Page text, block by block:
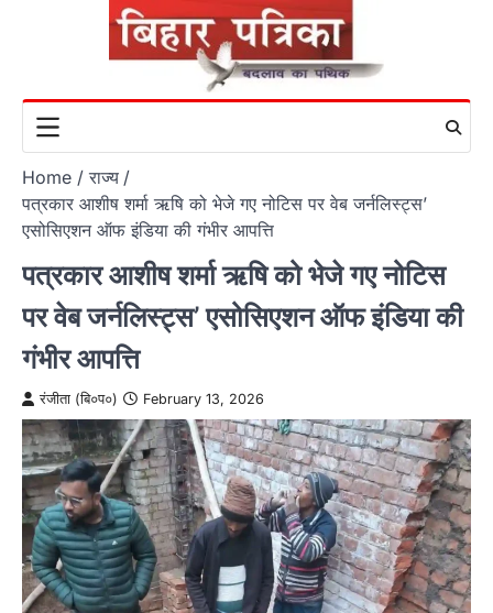
Home
राज्य
पत्रकार आशीष शर्मा ऋषि को भेजे गए नोटिस पर वेब जर्नलिस्ट्स’
एसोसिएशन ऑफ इंडिया की गंभीर आपत्ति
पत्रकार आशीष शर्मा ऋषि को भेजे गए नोटिस
पर वेब जर्नलिस्ट्स’ एसोसिएशन ऑफ इंडिया की
गंभीर आपत्ति
रंजीता (बि०प०) February 13, 2026